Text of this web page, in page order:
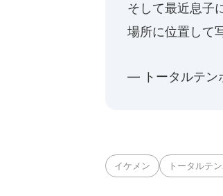
そして最近息子
場所に位置して
— トータルテン
イケメン トータルテ